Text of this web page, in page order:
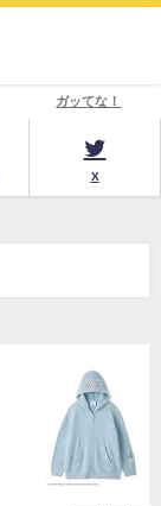
ガッてな！
X